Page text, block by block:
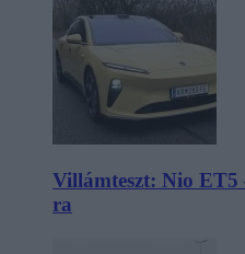
Villámteszt: Nio ET5
ra